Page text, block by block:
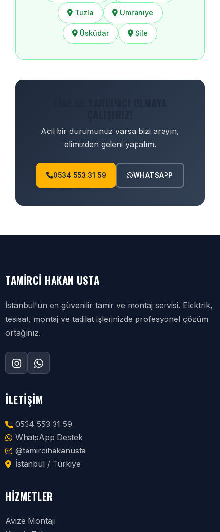
Tuzla Ümraniye
Üsküdar Şile
Acil bir durumunuz varsa bizi arayın,
elimizden geleni yapalım.
0534 553 31 59 WHATSAPP
TAMIRCI HAKAN USTA
İstanbul'un en güvenilir tamir ve montaj servisi. Elektrik,
tesisat, montaj ve tadilat işlerinizde profesyonel çözüm
ortağınız.
İLETIŞIM
0534 553 31 59
WhatsApp Destek
@tamircihakanusta
İstanbul / Türkiye
HIZMETLER
Avize Montajı